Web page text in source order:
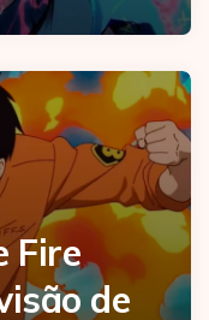
Fire
de